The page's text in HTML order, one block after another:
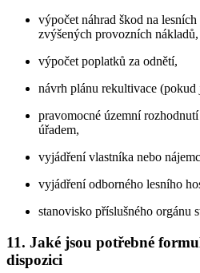
výpočet náhrad škod na
zvýšených provozních nákladů,
výpočet poplatků za odnětí,
návrh plánu rekultivace (pokud
pravomocné územní
úřadem,
vyjádření vlastníka nebo
vyjádření odborného lesního
stanovisko příslušného orgánu
11. Jaké jsou potřebné
dispozici